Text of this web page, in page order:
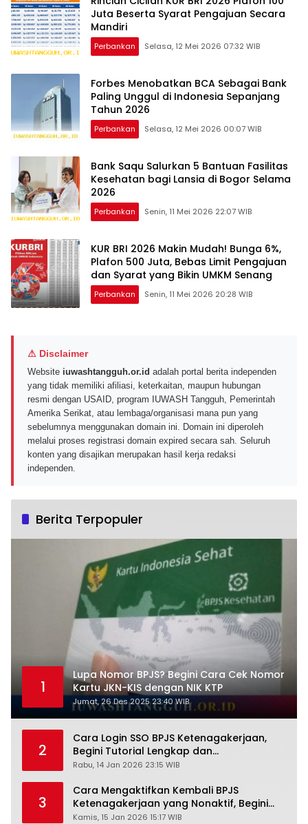
Juta Beserta Syarat Pengajuan Secara
Mandiri
Perbankan Selasa, 12 Mei 2026 07:32 WIB
Forbes Menobatkan BCA Sebagai Bank
Paling Unggul di Indonesia Sepanjang
Tahun 2026
Perbankan Selasa, 12 Mei 2026 00:07 WIB
Bank Saqu Salurkan 5 Bantuan Fasilitas
Kesehatan bagi Lansia di Bogor Selama
2026
Perbankan Senin, 11 Mei 2026 22:07 WIB
KUR BRI 2026 Makin Mudah! Bunga 6%,
Plafon 500 Juta, Bebas Limit Pengajuan
dan Syarat yang Bikin UMKM Senang
Perbankan Senin, 11 Mei 2026 20:28 WIB
⚠ Disclaimer
Website iuwashtangguh.or.id adalah portal berita independen
yang tidak memiliki afiliasi, keterkaitan, maupun hubungan
resmi dengan USAID, program IUWASH Tangguh, Pemerintah
Amerika Serikat, atau lembaga/organisasi mana pun yang
sebelumnya menggunakan domain ini. Domain ini diperoleh
melalui proses registrasi domain expired secara sah. Seluruh
konten yang disajikan merupakan hasil kerja redaksi
independen.
Berita Terpopuler
1
Lupa Nomor BPJS? Begini Cara Cek Nomor
Kartu JKN-KIS dengan NIK KTP
Jumat, 26 Des 2025 23:40 WIB
2
Cara Login SSO BPJS Ketenagakerjaan,
Begini Tutorial Lengkap dan
Pengertiannya
Rabu, 14 Jan 2026 23:15 WIB
3
Cara Mengaktifkan Kembali BPJS
Ketenagakerjaan yang Nonaktif, Begini
Panduan Lengkapnya
Kamis, 15 Jan 2026 15:17 WIB